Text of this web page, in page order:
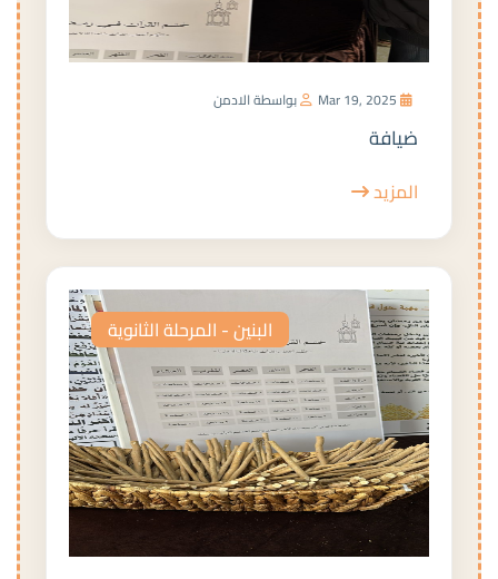
بواسطة الادمن
ضيافة
المزيد
البنين - المرحلة الثانوية